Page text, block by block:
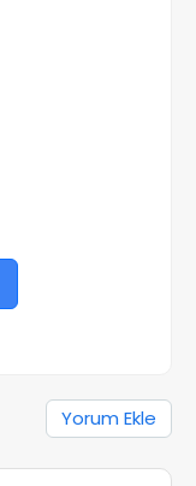
Yorum Ekle